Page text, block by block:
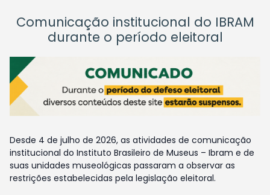
Comunicação institucional do IBRAM
durante o período eleitoral
Desde 4 de julho de 2026, as atividades de comunicação
institucional do Instituto Brasileiro de Museus – Ibram e de
suas unidades museológicas passaram a observar as
restrições estabelecidas pela legislação eleitoral.